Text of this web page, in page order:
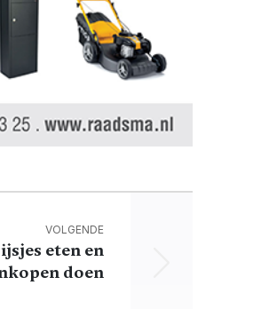
VOLGENDE
eten en
doen